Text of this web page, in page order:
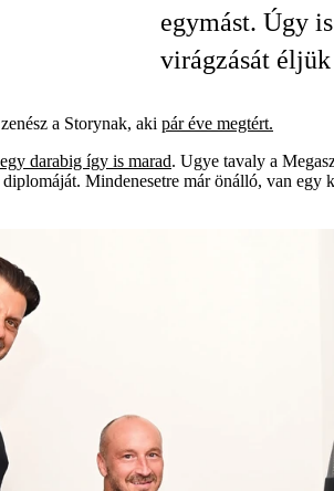
egymást. Úgy
virágzását éljük
a Storynak, aki pár éve megtért.
darabig így is marad. Ugye tavaly a
Mindenesetre már önálló, van